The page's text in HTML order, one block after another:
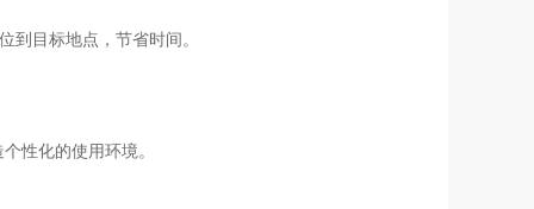
到目标地点，节省时间。
性化的使用环境。